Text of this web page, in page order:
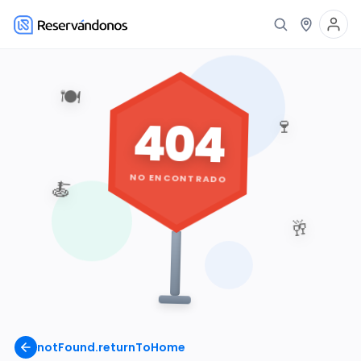
notFound.returnToHome
🍽️
🍷
🥂
🍝
404
NO ENCONTRADO